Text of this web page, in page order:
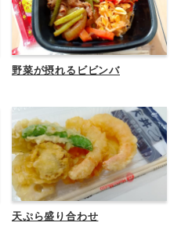
野菜が摂れるビビンバ
天ぷら盛り合わせ